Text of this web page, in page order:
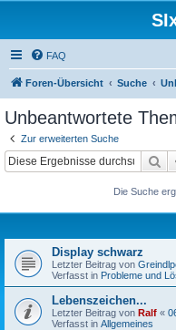
FAQ
Foren-Übersicht Suche
Unbeantwortete
Zur erweiterten Suche
Die Suche
Display schwarz
Letzter Beitrag von
Verfasst in Probleme und
Lebenszeichen...
Letzter Beitrag von Ralf «
Verfasst in Allgemeines